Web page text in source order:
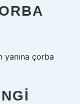
yanına çorba